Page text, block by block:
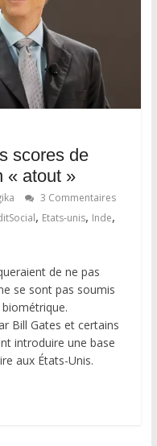
scores de
« atout »
3 Commentaires
, Etats-unis, Inde,
de ne pas
se sont pas soumis
Bill Gates et certains
introduire une base
aux États-Unis.